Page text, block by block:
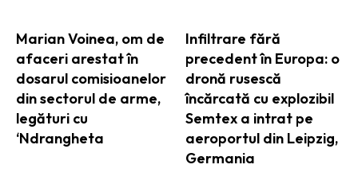
Marian Voinea, om de
afaceri arestat în
dosarul comisioanelor
din sectorul de arme,
legături cu
‘Ndrangheta
Infiltrare fără
precedent în Europa: o
dronă rusescă
încărcată cu explozibil
Semtex a intrat pe
aeroportul din Leipzig,
Germania